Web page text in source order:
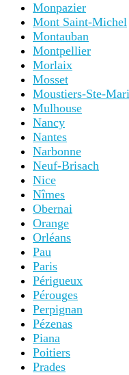
Monpazier
Mont Saint-Michel
Montauban
Montpellier
Morlaix
Mosset
Moustiers-Ste-
Mulhouse
Nancy
Nantes
Narbonne
Neuf-Brisach
Nice
Nîmes
Obernai
Orange
Orléans
Pau
Paris
Périgueux
Pérouges
Perpignan
Pézenas
Piana
Poitiers
Prades